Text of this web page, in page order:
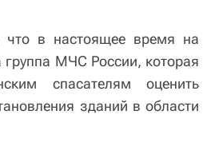
в настоящее время на
МЧС России, которая
спасателям оценить
зданий в области